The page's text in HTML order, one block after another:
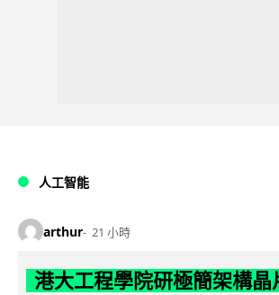
人工智能
arthur 21 小時
港大工程學院研極簡架構晶